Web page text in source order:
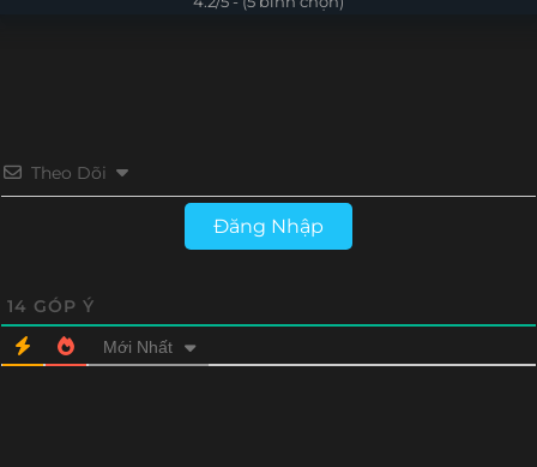
Theo Dõi
Đăng Nhập
14 GÓP Ý
Mới Nhất